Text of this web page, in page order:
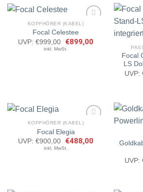
Artikel
KOPFHÖRER (KABEL)
Focal Celestee
UVP: €999,00
Ursprünglicher
Preis
€899,00Aktueller
inkl. MwSt.
Focal
LS
UVP:
Artikel
KOPFHÖRER (KABEL)
Focal Elegia
UVP: €900,00
Ursprünglicher
Preis
€488,00Aktueller
inkl. MwSt.
UVP: